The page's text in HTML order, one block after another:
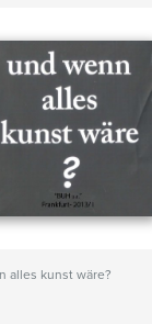
alles kunst wäre?